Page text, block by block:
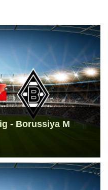
- Borussiya M